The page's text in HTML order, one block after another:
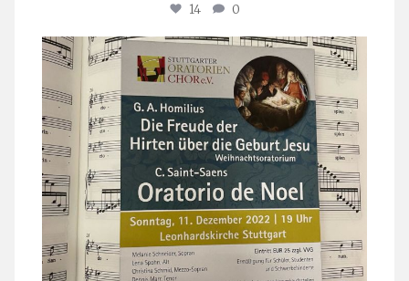
14 0
stuttgarter_oratorienchor
Nov. 29